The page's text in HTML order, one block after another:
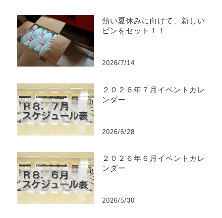
熱い夏休みに向けて、新しい
ピンをセット！！
2026/7/14
２０２６年７月イベントカレ
ンダー
2026/6/28
２０２６年６月イベントカレ
ンダー
2026/5/30